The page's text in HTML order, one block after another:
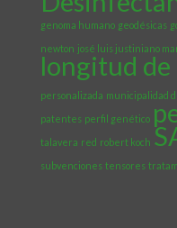
genoma humano geodésicas
newton josé luis justiniano
longitud de
personalizada municipalidad
patentes perfil genético
talavera red robert koch
subvenciones tensores